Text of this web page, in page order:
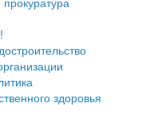
здоровья